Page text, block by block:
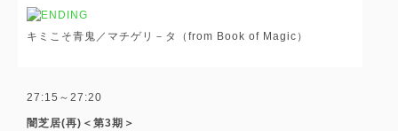
キミこそ青鬼／マチゲリ－タ（from Book of Magic）
27:15～27:20
闇芝居(再)＜第3期＞